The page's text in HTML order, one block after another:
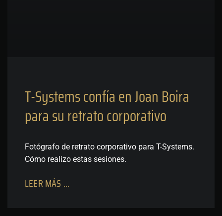
T-Systems confía en Joan Boira
para su retrato corporativo
Fotógrafo de retrato corporativo para T-Systems.
Cómo realizo estas sesiones.
LEER MÁS ...